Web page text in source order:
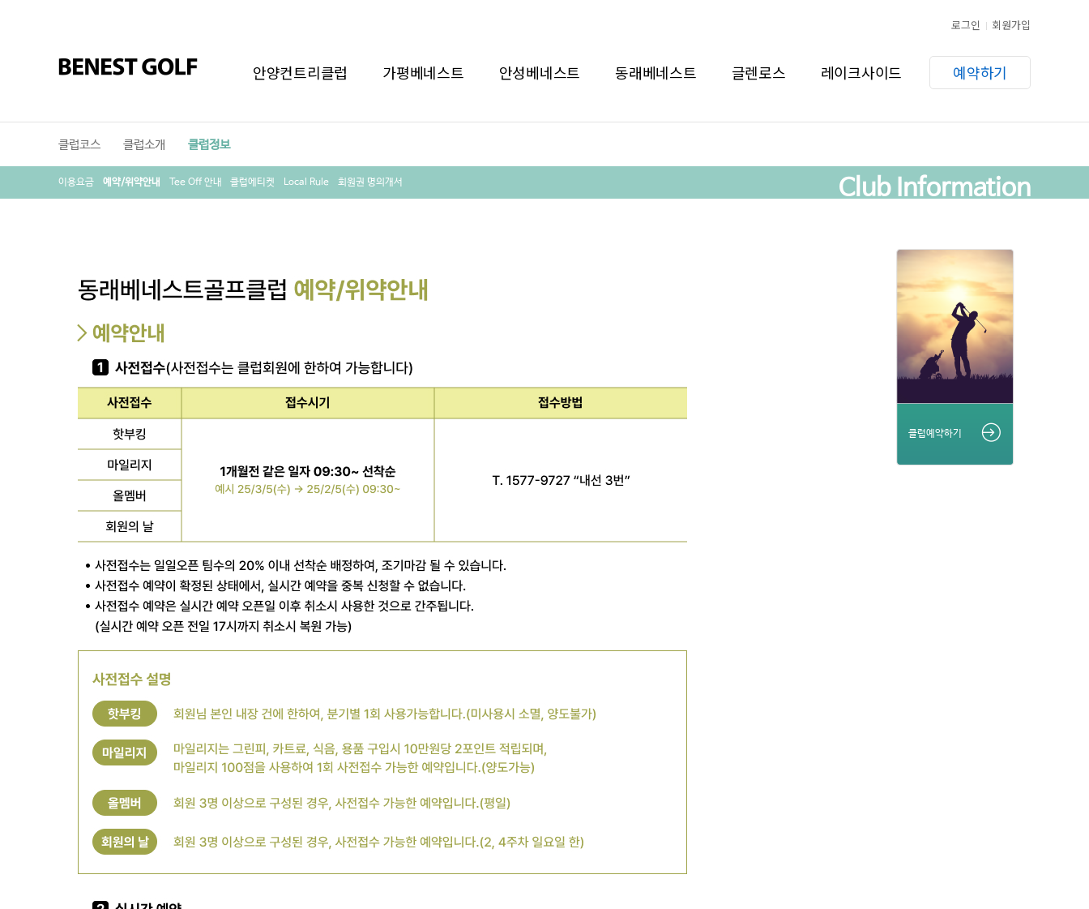
로그인 회원가입
안양컨트리클럽 가평베네스트 안성베네스트 동래베네스트 글렌로스 레이크사이드 예약하기
클럽코스 클럽소개 클럽정보
Club Information
이용요금 예약/위약안내 Tee Off 안내 클럽에티켓 Local Rule 회원권 명의개서
클럽예약하기